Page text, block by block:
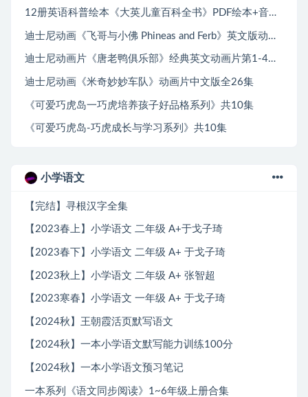
12册英语科普绘本《大英儿童百科全书》PDF绘本+音频MP3
迪士尼动画《飞哥与小佛 Phineas and Ferb》英文版动画1-4季全
迪士尼动画片《唐老鸭俱乐部》经典英文动画片第1-4季全100集
迪士尼动画《米奇妙妙车队》动画片中文版全26集
《可爱巧虎岛一巧虎培养孩子好品格系列》共10集
《可爱巧虎岛-巧虎成长与学习系列》共10集
小学语文
【完结】寻根汉字全集
【2023春上】小学语文 二年级 A+于戈子琦
【2023春下】小学语文 二年级 A+ 于戈子琦
【2023秋上】小学语文 二年级 A+ 张智超
【2023寒春】小学语文 一年级 A+ 于戈子琦
【2024秋】王朝霞活页默写语文
【2024秋】一本小学语文默写能力训练100分
【2024秋】一本小学语文预习笔记
一本系列《语文同步阅读》1~6年级上册合集